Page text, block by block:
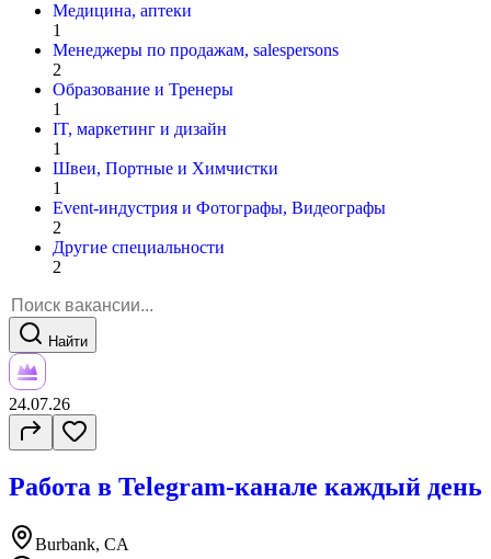
Медицина, аптеки
1
Менеджеры по продажам, salespersons
2
Образование и Тренеры
1
IT, маркетинг и дизайн
1
Швеи, Портные и Химчистки
1
Event-индустрия и Фотографы, Видеографы
2
Другие специальности
2
Найти
24.07.26
Работа в Telegram-канале каждый день
Burbank, CA